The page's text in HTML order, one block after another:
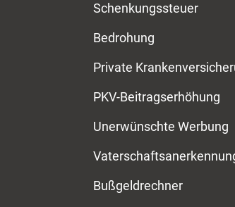
Schenkungssteuer
Bedrohung
Private
PKV-Beitragserhöhung
Unerwünschte Werbung
Bußgeldrechner